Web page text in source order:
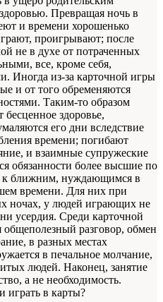
Превращая ночь в
и времени хорошенько
проигрывают; после
не в духе от потраченных
все, кроме себя,
из-за карточной игры
и от того обременяются
Таким-то образом
бесценное здоровье,
его дни вследствие
времени; погибают
и взаимные супружеские
обязанности более высшие по
к ближним, нуждающимся в
времени. Для них при
ночах, у людей играющих не
усердия. Среди карточной
общеполезный разговор, обмен
в разных местах
в печальное молчание,
людей. Наконец, занятие
а не необходимость.
играть в карты?